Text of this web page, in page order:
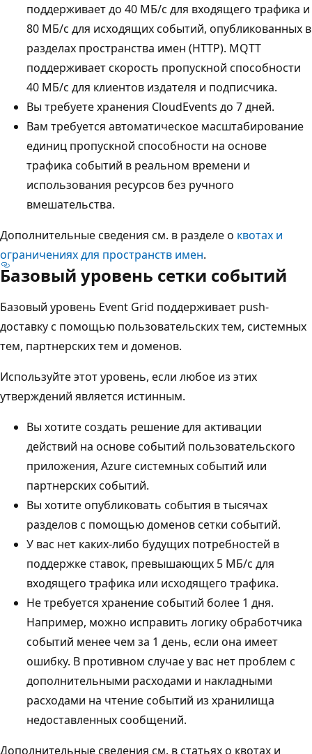
поддерживает до 40 МБ/с для входящего трафика и
80 МБ/с для исходящих событий, опубликованных в
разделах пространства имен (HTTP). MQTT
поддерживает скорость пропускной способности
40 МБ/с для клиентов издателя и подписчика.
Вы требуете хранения CloudEvents до 7 дней.
Вам требуется автоматическое масштабирование
единиц пропускной способности на основе
трафика событий в реальном времени и
использования ресурсов без ручного
вмешательства.
Дополнительные сведения см. в разделе о квотах и
ограничениях для пространств имен.
Базовый уровень сетки событий
Базовый уровень Event Grid поддерживает push-
доставку с помощью пользовательских тем, системных
тем, партнерских тем и доменов.
Используйте этот уровень, если любое из этих
утверждений является истинным.
Вы хотите создать решение для активации
действий на основе событий пользовательского
приложения, Azure системных событий или
партнерских событий.
Вы хотите опубликовать события в тысячах
разделов с помощью доменов сетки событий.
У вас нет каких-либо будущих потребностей в
поддержке ставок, превышающих 5 МБ/с для
входящего трафика или исходящего трафика.
Не требуется хранение событий более 1 дня.
Например, можно исправить логику обработчика
событий менее чем за 1 день, если она имеет
ошибку. В противном случае у вас нет проблем с
дополнительными расходами и накладными
расходами на чтение событий из хранилища
недоставленных сообщений.
Дополнительные сведения см. в статьях о квотах и